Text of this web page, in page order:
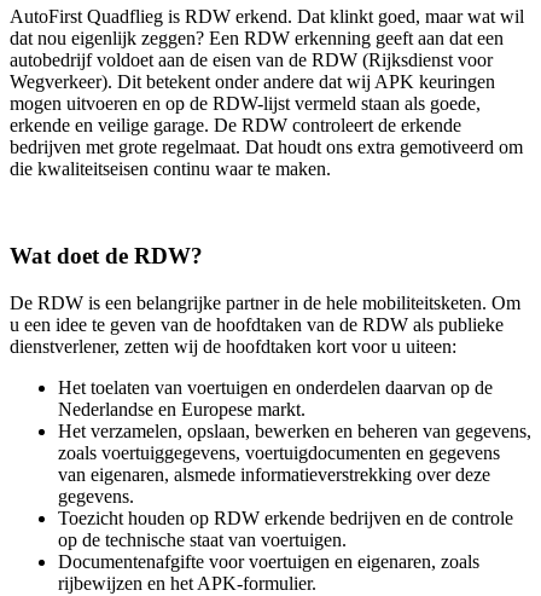
AutoFirst Quadflieg is RDW erkend. Dat klinkt goed, maar wat wil
dat nou eigenlijk zeggen? Een RDW erkenning geeft aan dat een
autobedrijf voldoet aan de eisen van de RDW (Rijksdienst voor
Wegverkeer). Dit betekent onder andere dat wij APK keuringen
mogen uitvoeren en op de RDW-lijst vermeld staan als goede,
erkende en veilige garage. De RDW controleert de erkende
bedrijven met grote regelmaat. Dat houdt ons extra gemotiveerd om
die kwaliteitseisen continu waar te maken.
Wat doet de RDW?
De RDW is een belangrijke partner in de hele mobiliteitsketen. Om
u een idee te geven van de hoofdtaken van de RDW als publieke
dienstverlener, zetten wij de hoofdtaken kort voor u uiteen:
Het toelaten van voertuigen en onderdelen daarvan op de
Nederlandse en Europese markt.
Het verzamelen, opslaan, bewerken en beheren van gegevens,
zoals voertuiggegevens, voertuigdocumenten en gegevens
van eigenaren, alsmede informatieverstrekking over deze
gegevens.
Toezicht houden op RDW erkende bedrijven en de controle
op de technische staat van voertuigen.
Documentenafgifte voor voertuigen en eigenaren, zoals
rijbewijzen en het APK-formulier.